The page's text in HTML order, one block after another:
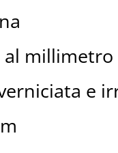
al millimetro
e